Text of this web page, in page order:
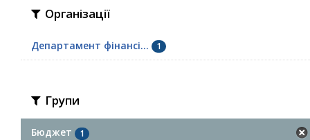
Організації
Департамент фінансі... 1
Групи
Бюджет 1